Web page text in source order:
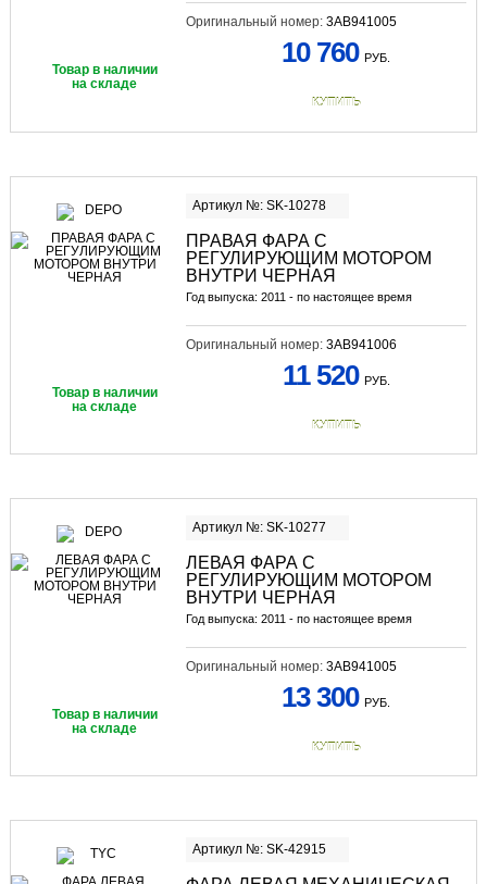
Оригинальный номер: 3AB941005
Товар в наличии
на складе
10 760 РУБ.
КУПИТЬ
Артикул №: SK-10278
ПРАВАЯ ФАРА С
РЕГУЛИРУЮЩИМ МОТОРОМ
ВНУТРИ ЧЕРНАЯ
Год выпуска: 2011 - по настоящее время
Оригинальный номер: 3AB941006
Товар в наличии
на складе
11 520 РУБ.
КУПИТЬ
Артикул №: SK-10277
ЛЕВАЯ ФАРА С
РЕГУЛИРУЮЩИМ МОТОРОМ
ВНУТРИ ЧЕРНАЯ
Год выпуска: 2011 - по настоящее время
Оригинальный номер: 3AB941005
Товар в наличии
на складе
13 300 РУБ.
КУПИТЬ
Артикул №: SK-42915